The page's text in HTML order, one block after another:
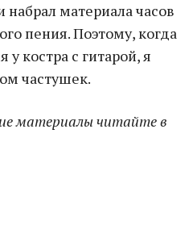
материала часов
пения. Поэтому, когда
костра с гитарой, я
частушек.
материалы читайте в